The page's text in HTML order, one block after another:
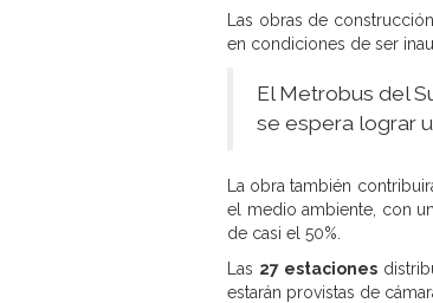
Las obras de
en condiciones de ser
El Metrobus del
se espera lograr
La obra también
el medio ambiente, con
de casi el 50%.
Las 27 estaciones
estarán provistas de